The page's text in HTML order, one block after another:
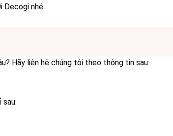
Decogi nhé.
Hãy liên hệ chúng tôi theo thông tin sau:
sau: